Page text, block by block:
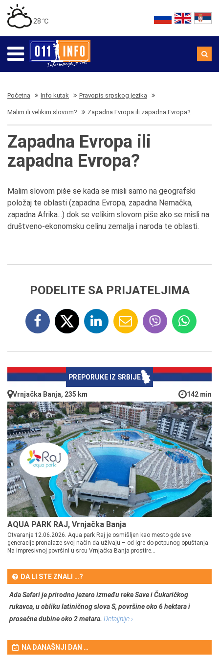
28 ℃
Početna Info kutak Pravopis srpskog jezika
Malim ili velikim slovom? Zapadna Evropa ili zapadna Evropa?
Zapadna Evropa ili
zapadna Evropa?
Malim slovom piše se kada se misli samo na geografski
položaj te oblasti (zapadna Evropa, zapadna Nemačka,
zapadna Afrika...) dok se velikim slovom piše ako se misli na
društveno-ekonomsku celinu zemalja i naroda te oblasti.
PODELITE SA PRIJATELJIMA
PREPORUKE IZ SRBIJE
Vrnjačka Banja, 235 km 142 min
AQUA PARK RAJ, Vrnjačka Banja
Otvaranje 12.06.2026. Aqua park Raj je osmišljen kao mesto gde sve
generacije pronalaze svoj način da uživaju – od igre do potpunog opuštanja.
Na impresivnoj površini u srcu Vrnjačka Banja prostire...
DA LI STE ZNALI …?
Ada Safari je prirodno jezero između reke Save i Čukaričkog
rukavca, u obliku latiničnog slova S, površine oko 6 hektara i
prosečne dubine oko 2 metara. Detaljnije ›
NA DANAŠNJI DAN …